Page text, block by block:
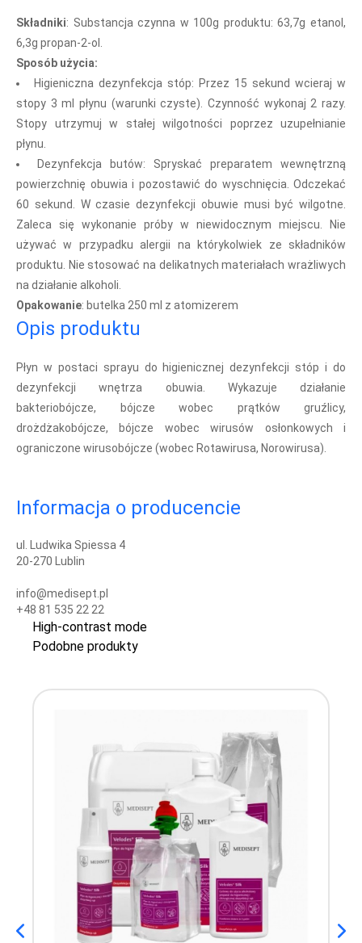
Składniki: Substancja czynna w 100g produktu: 63,7g etanol,
6,3g propan-2-ol.
Sposób użycia:
Higieniczna dezynfekcja stóp: Przez 15 sekund wcieraj w
stopy 3 ml płynu (warunki czyste). Czynność wykonaj 2 razy.
Stopy utrzymuj w stałej wilgotności poprzez uzupełnianie
płynu.
Dezynfekcja butów: Spryskać preparatem wewnętrzną
powierzchnię obuwia i pozostawić do wyschnięcia. Odczekać
60 sekund. W czasie dezynfekcji obuwie musi być wilgotne.
Zaleca się wykonanie próby w niewidocznym miejscu. Nie
używać w przypadku alergii na którykolwiek ze składników
produktu. Nie stosować na delikatnych materiałach wrażliwych
na działanie alkoholi.
Opakowanie: butelka 250 ml z atomizerem
Opis produktu
Płyn w postaci sprayu do higienicznej dezynfekcji stóp i do
dezynfekcji wnętrza obuwia. Wykazuje działanie
bakteriobójcze, bójcze wobec prątków gruźlicy,
drożdżakobójcze, bójcze wobec wirusów osłonkowych i
ograniczone wirusobójcze (wobec Rotawirusa, Norowirusa).
Informacja o producencie
ul. Ludwika Spiessa 4
20-270 Lublin
info@medisept.pl
+48 81 535 22 22
High-contrast mode
Podobne produkty